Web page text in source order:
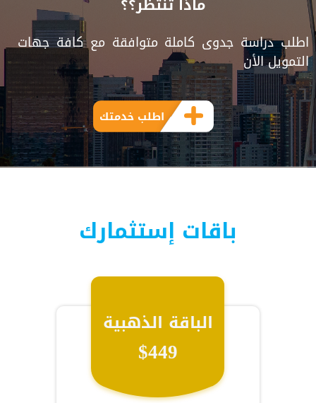
اطلب دراسة جدوى كاملة متوافقة مع كافة جهات
التمويل الأن
اطلب خدمتك
باقات إستثمارك
الباقة الذهبية
$449